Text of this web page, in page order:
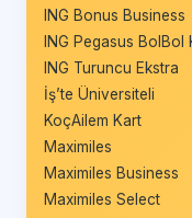
ING Bonus Business
ING Pegasus BolBol
ING Turuncu Ekstra
İş’te Üniversiteli
KoçAilem Kart
Maximiles
Maximiles Business
Maximiles Select